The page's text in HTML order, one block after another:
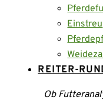
Einstreu
REITER-
Ob